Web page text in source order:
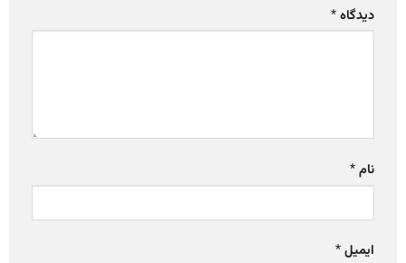
دیدگاه*
نام*
ایمیل*